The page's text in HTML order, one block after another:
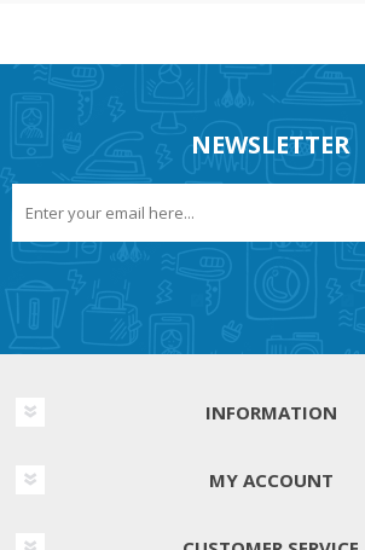
NEWSLETTER
INFORMATION
MY ACCOUNT